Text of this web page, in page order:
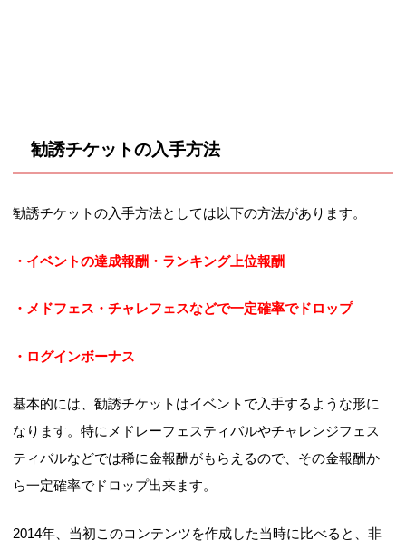
勧誘チケットの入手方法
勧誘チケットの入手方法としては以下の方法があります。
・イベントの達成報酬・ランキング上位報酬
・メドフェス・チャレフェスなどで一定確率でドロップ
・ログインボーナス
基本的には、勧誘チケットはイベントで入手するような形に
なります。特にメドレーフェスティバルやチャレンジフェス
ティバルなどでは稀に金報酬がもらえるので、その金報酬か
ら一定確率でドロップ出来ます。
2014年、当初このコンテンツを作成した当時に比べると、非